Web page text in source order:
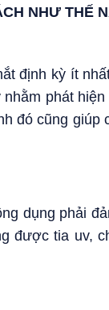
NHƯ THẾ
định kỳ ít
phát
đó cũng
dụng phải
được tia uv,